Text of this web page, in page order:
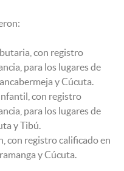
con registro
para los lugares de
y Cúcuta.
con registro
para los lugares de
y Tibú.
con registro calificado en
y Cúcuta.